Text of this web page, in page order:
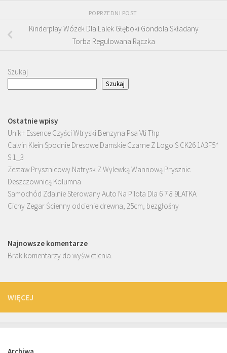
POPRZEDNI POST
Kinderplay Wózek Dla Lalek Głęboki Gondola Składany
Torba Regulowana Rączka
Szukaj
Szukaj
Ostatnie wpisy
Unik+ Essence Czyści Wtryski Benzyna Psa Vti Thp
Calvin Klein Spodnie Dresowe Damskie Czarne Z Logo S CK26 1A3F5*
S 1_3
Zestaw Prysznicowy Natrysk Z Wylewką Wannową Prysznic
Deszczownicą Kolumna
Samochód Zdalnie Sterowany Auto Na Pilota Dla 6 7 8 9LATKA
Cichy Zegar Ścienny odcienie drewna, 25cm, bezgłośny
Najnowsze komentarze
Brak komentarzy do wyświetlenia.
WIĘCEJ